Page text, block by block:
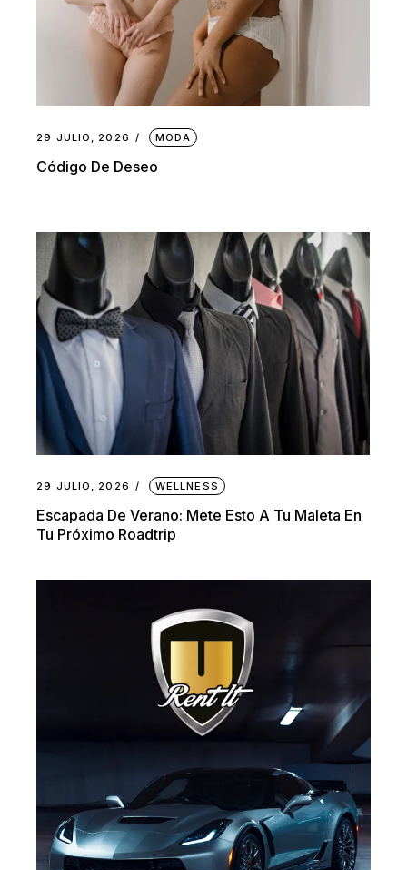
29 JULIO, 2026 MODA
Código De Deseo
29 JULIO, 2026 WELLNESS
Escapada De Verano: Mete Esto A Tu Maleta En
Tu Próximo Roadtrip